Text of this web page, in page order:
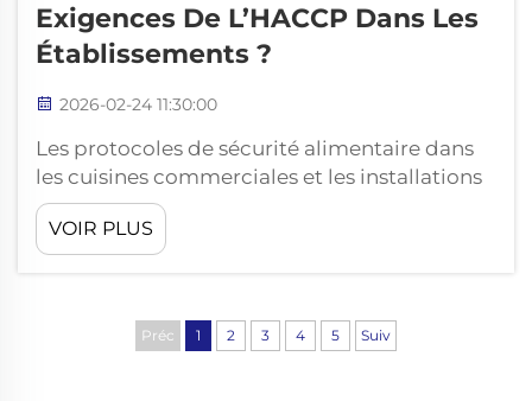
Exigences De L’HACCP Dans Les
Établissements ?
2026-02-24 11:30:00
Les protocoles de sécurité alimentaire dans
les cuisines commerciales et les installations
de transformation alimentaire sont devenus
de plus en plus stricts, car les organismes de
réglementation insistent sur l’importance
et de la garantie de la santé des
consommateurs. Parmi les mesures les plus
VOIR PLUS
Préc 1 2 3 4 5 Suiv